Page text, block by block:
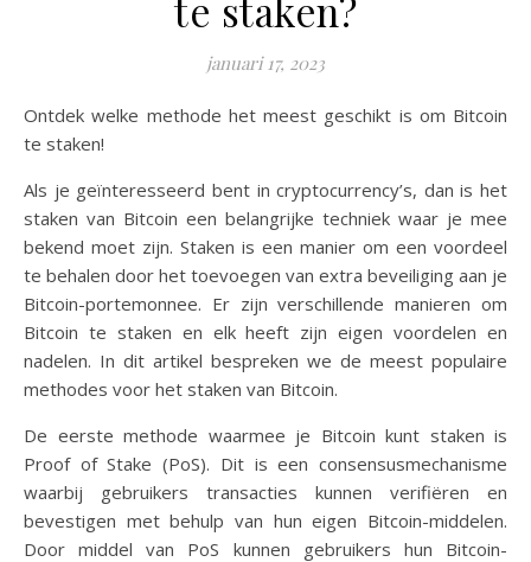
januari 17, 2023
Ontdek welke methode het meest geschikt is om Bitcoin
te staken!
Als je geïnteresseerd bent in cryptocurrency’s, dan is het
staken van Bitcoin een belangrijke techniek waar je mee
bekend moet zijn. Staken is een manier om een voordeel
te behalen door het toevoegen van extra beveiliging aan je
Bitcoin-portemonnee. Er zijn verschillende manieren om
Bitcoin te staken en elk heeft zijn eigen voordelen en
nadelen. In dit artikel bespreken we de meest populaire
methodes voor het staken van Bitcoin.
De eerste methode waarmee je Bitcoin kunt staken is
Proof of Stake (PoS). Dit is een consensusmechanisme
waarbij gebruikers transacties kunnen verifiëren en
bevestigen met behulp van hun eigen Bitcoin-middelen.
Door middel van PoS kunnen gebruikers hun Bitcoin-